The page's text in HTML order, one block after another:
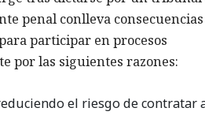
penal conlleva consecuencias
participar en procesos
por las siguientes razones:
el riesgo de contratar